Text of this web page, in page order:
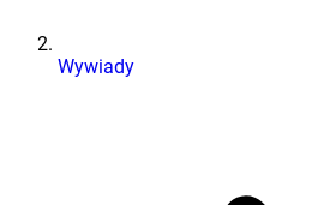
Wywiady